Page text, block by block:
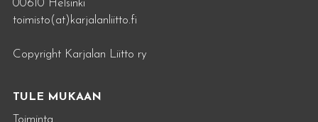
00610 Helsinki
toimisto(at)karjalanliitto.fi
Copyright Karjalan Liitto ry
TULE MUKAAN
Toiminta